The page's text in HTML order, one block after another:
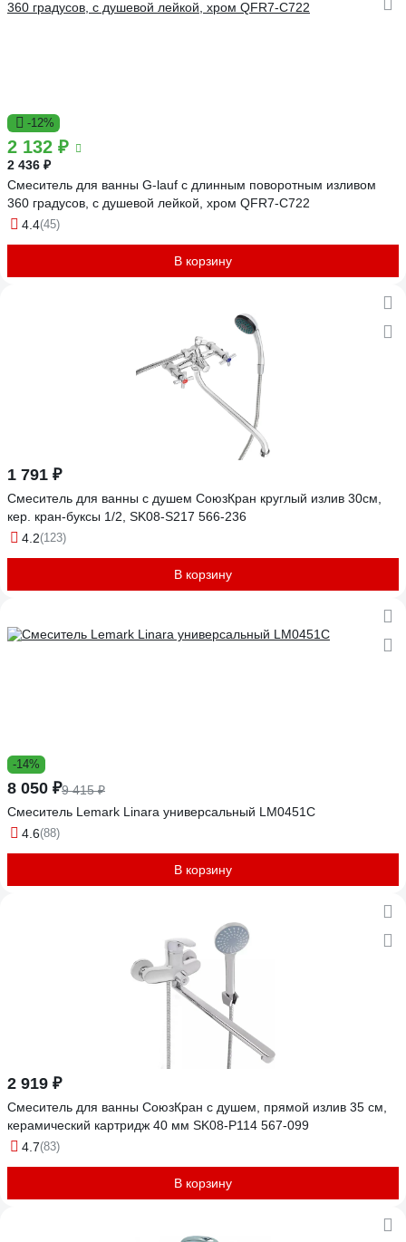
-12%
2 132 ₽
2 436 ₽
Смеситель для ванны G-lauf с длинным поворотным изливом
360 градусов, с душевой лейкой, хром QFR7-C722
4.4(45)
В корзину
1 791 ₽
Смеситель для ванны с душем СоюзКран круглый излив 30см,
кер. кран-буксы 1/2, SK08-S217 566-236
4.2(123)
В корзину
-14%
8 050 ₽9 415 ₽
Смеситель Lemark Linara универсальный LM0451C
4.6(88)
В корзину
2 919 ₽
Смеситель для ванны СоюзКран с душем, прямой излив 35 см,
керамический картридж 40 мм SK08-P114 567-099
4.7(83)
В корзину